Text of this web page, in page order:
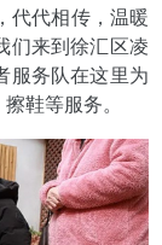
代代相传，温暖
们来到徐汇区凌
服务队在这里为
鞋等服务。